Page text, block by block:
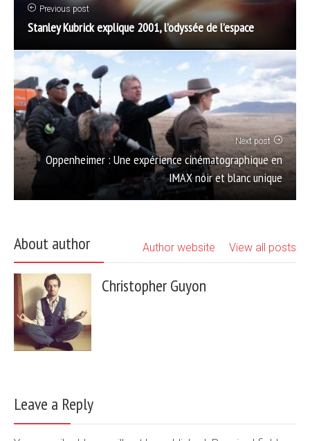
Previous post
Stanley Kubrick explique 2001, l’odyssée de l’espace
Next post
Oppenheimer : Une expérience cinématographique en
IMAX noir et blanc unique
About author View all posts
Author website
Christopher Guyon
Leave a Reply